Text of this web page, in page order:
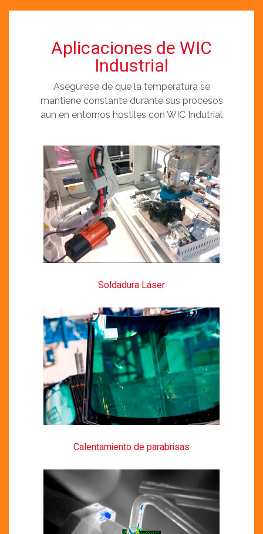
Aplicaciones de WIC
Industrial
Asegúrese de que la temperatura se
mantiene constante durante sus procesos
aun en entornos hostiles con WIC Indutrial
Soldadura Láser
Calentamiento de parabrisas